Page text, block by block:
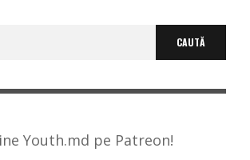
Youth.md pe Patreon!